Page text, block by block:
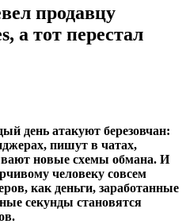
продавцу
а тот перестал
день атакуют березовчан:
пишут в чатах,
новые схемы обмана. И
человеку совсем
как деньги, заработанные
секунды становятся